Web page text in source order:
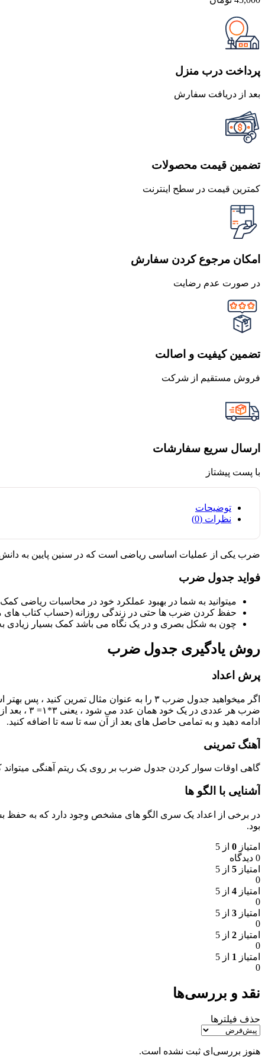
پرداخت درب منزل
بعد از دریافت سفارش
تضمین قیمت محصولات
کمترین قیمت در سطح اینترنت
امکان مرجوع کردن سفارش
در صورت عدم رضایت
تضمین کیفیت و اصالت
فروش مستقیم از شرکت
ارسال سریع سفارشات
با پست پیشتاز
توضیحات
نظرات (0)
ضرب یکی از عملیات اساسی ریاضی است که در سنین پایین به
فواید جدول ضرب
میتوانید به شما در بهبود عملکرد خود در محاسبات ریاضی
حفظ کردن ضرب ها حتی در زندگی روزانه (حساب کتاب های
چون به شکل بصری و در یک نگاه می باشد کمک بسیار زیادی به
روش یادگیری جدول ضرب
پرش اعداد
اگر میخواهید جدول ضرب ۳ را به عنوان مثال تمرین کنید ، پس بهتر است که ملاک کار را همین عدد سه قرار دهید و از ضرب آن در یک شروع کنید.
ضرب هر
ادامه دهید و به تمامی حاصل های بعد از آن سه تا سه تا اضافه کنید.
آهنگ تمرینی
گاهی اوقات سوار کردن جدول ضرب بر روی یک ریتم آهنگی میتواند
آشنایی با الگو ها
بود.
امتیاز 0 از 5
0 دیدگاه
امتیاز 5 از 5
0
امتیاز 4 از 5
0
امتیاز 3 از 5
0
امتیاز 2 از 5
0
امتیاز 1 از 5
0
نقد و بررسی‌ها
حذف فیلترها
هنوز بررسی‌ای ثبت نشده است.